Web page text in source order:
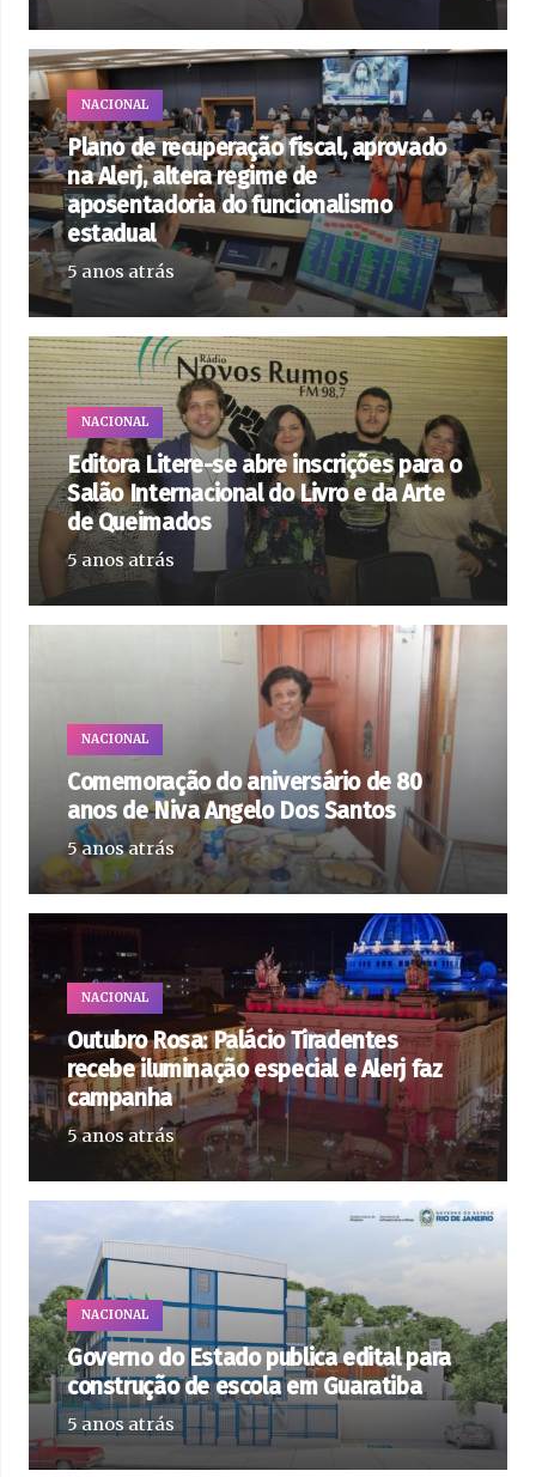
NACIONAL
Plano de recuperação fiscal, aprovado
na Alerj, altera regime de
aposentadoria do funcionalismo
estadual
5 anos atrás
NACIONAL
Editora Litere-se abre inscrições para o
Salão Internacional do Livro e da Arte
de Queimados
5 anos atrás
NACIONAL
Comemoração do aniversário de 80
anos de Niva Angelo Dos Santos
5 anos atrás
NACIONAL
Outubro Rosa: Palácio Tiradentes
recebe iluminação especial e Alerj faz
campanha
5 anos atrás
NACIONAL
Governo do Estado publica edital para
construção de escola em Guaratiba
5 anos atrás